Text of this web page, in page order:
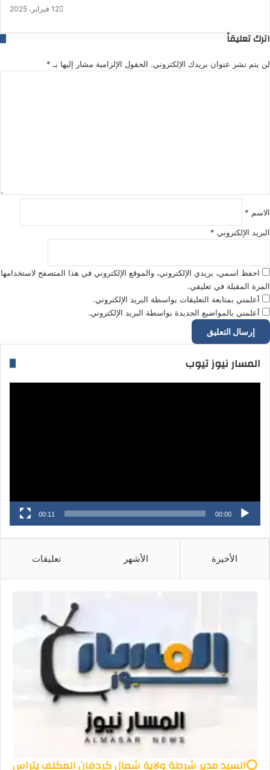
12 فبراير، 2025
اترك تعليقاً
لن يتم نشر عنوان بريدك الإلكتروني. الحقول الإلزامية مشار إليها بـ *
الاسم *
البريد الإلكتروني *
احفظ اسمي، بريدي الإلكتروني، والموقع الإلكتروني في هذا المتصفح لاستخدامها
المرة المقبلة في تعليقي.
أعلمني بمتابعة التعليقات بواسطة البريد الإلكتروني.
أعلمني بالمواضيع الجديدة بواسطة البريد الإلكتروني.
المسار نيوز تيوب
00:00
00:11
الأخيرة الأشهر تعليقات
⭕السيد مدير شرطة ولاية شمال كردفان المكلف يتراس